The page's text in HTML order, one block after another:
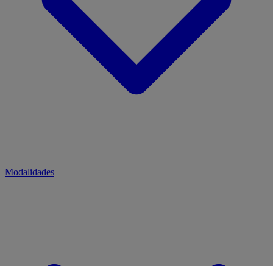
Modalidades